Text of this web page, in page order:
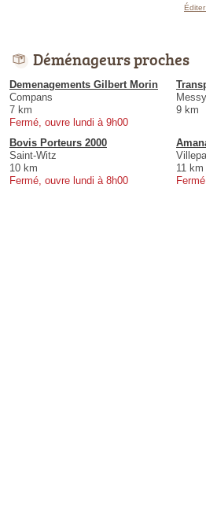
Déménageurs proches
Demenagements Gilbert Morin
Compans
7 km
Fermé, ouvre lundi à 9h00
Messy
9 km
Bovis Porteurs 2000
Saint-Witz
10 km
Fermé, ouvre lundi à 8h00
11 km